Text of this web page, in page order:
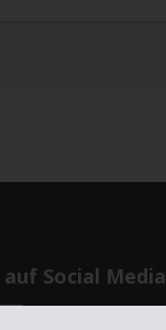
auf Social Media